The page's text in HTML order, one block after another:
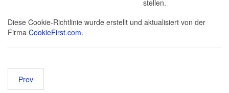
stellen.
Diese Cookie-Richtlinie wurde erstellt und aktualisiert von der
Firma CookieFirst.com.
Prev